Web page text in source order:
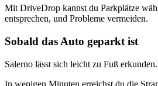
Mit DriveDrop kannst du Parkplätze
entsprechen, und Probleme vermeiden.
Sobald das Auto geparkt ist
Salerno lässt sich leicht zu Fuß erkunden.
In wenigen Minuten erreichst du die